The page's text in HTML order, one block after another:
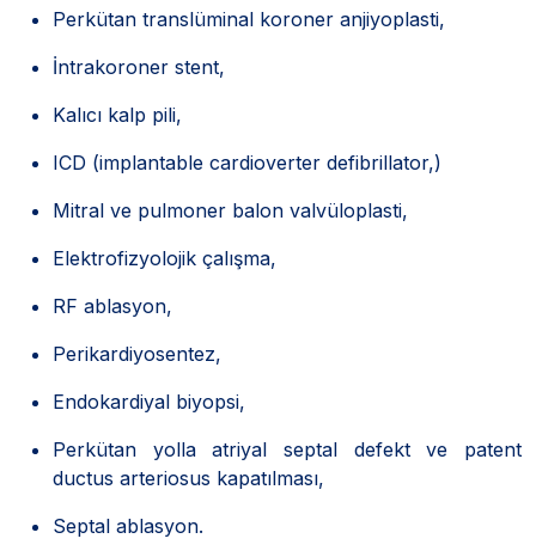
Perkütan translüminal koroner anjiyoplasti,
İntrakoroner stent,
Kalıcı kalp pili,
ICD (implantable cardioverter defibrillator,)
Mitral ve pulmoner balon valvüloplasti,
Elektrofizyolojik çalışma,
RF ablasyon,
Perikardiyosentez,
Endokardiyal biyopsi,
Perkütan yolla atriyal septal defekt ve patent
ductus arteriosus kapatılması,
Septal ablasyon.